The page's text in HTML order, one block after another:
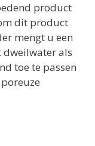
product
dit product
mengt u een
dweilwater als
toe te passen